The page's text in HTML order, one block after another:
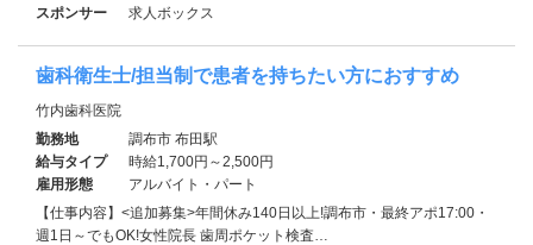
スポンサー
求人ボックス
歯科衛生士/担当制で患者を持ちたい方におすすめ
竹内歯科医院
勤務地
調布市 布田駅
給与タイプ
時給1,700円～2,500円
雇用形態
アルバイト・パート
【仕事内容】<追加募集>年間休み140日以上!調布市・最終アポ17:00・
週1日～でもOK!女性院長 歯周ポケット検査…